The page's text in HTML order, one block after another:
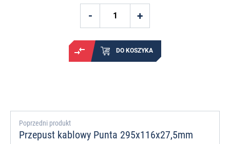
DO KOSZYKA
Poprzedni produkt
Przepust kablowy Punta 295x116x27,5mm